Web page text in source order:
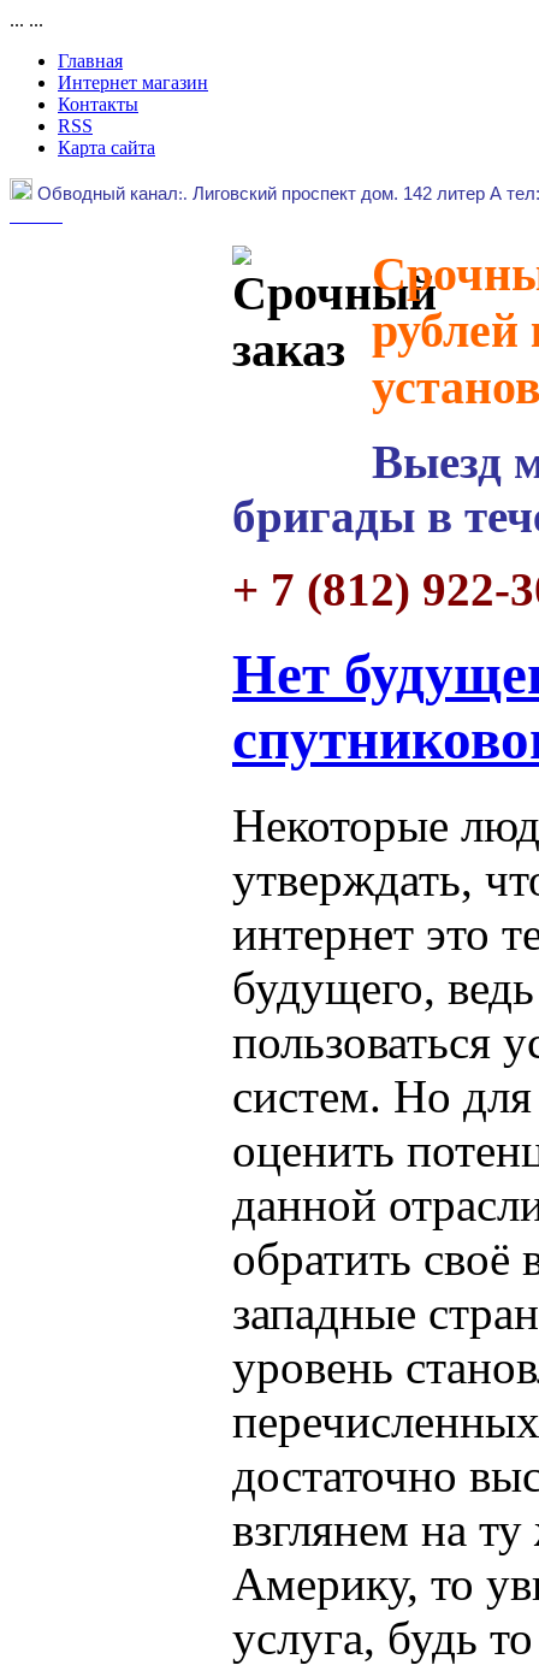
... ...
Главная
Интернет магазин
Контакты
RSS
Карта сайта
Обводный канал:. Лиговский проспект дом. 142 литер А
рублей
Выезд
бригады в
+ 7 (812) 922-
Нет
Некоторые
утверждать,
интернет это
будущего,
пользоваться
систем. Но
оценить
данной
обратить своё
западные
уровень
достаточно
взглянем на
Америку, то
услуга, будь